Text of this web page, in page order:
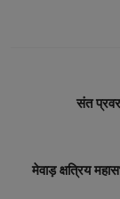
संत प्रवर
मेवाड़ क्षत्रिय